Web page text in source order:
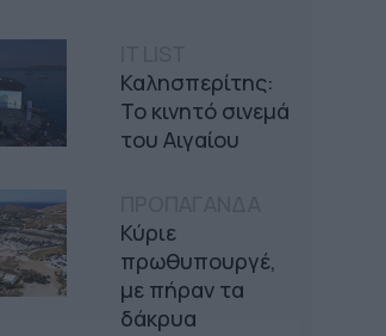
Καλησπερίτης:
Το κινητό σινεμά
του Αιγαίου
Κύριε
πρωθυπουργέ,
με πήραν τα
δάκρυα